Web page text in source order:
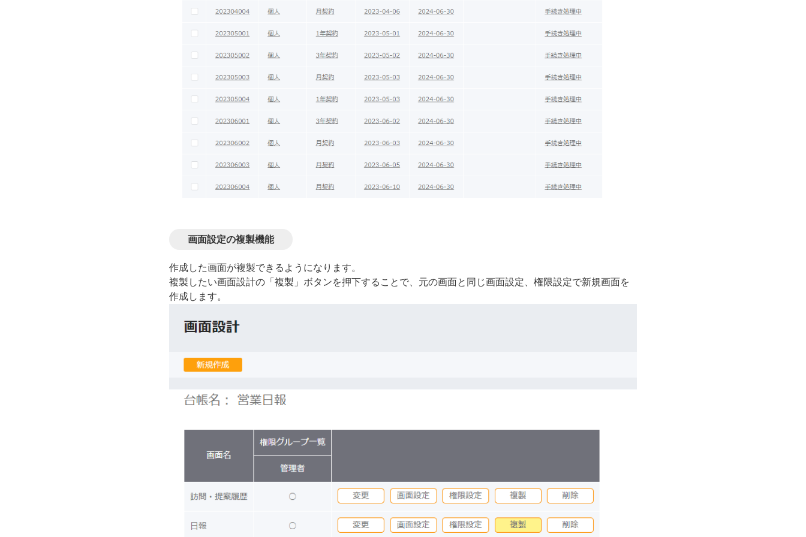
画面設定の複製機能
作成した画面が複製できるようになります。
複製したい画面設計の「複製」ボタンを押下することで、元の画面と同じ画面設定、権限設定で新規画面を
作成します。